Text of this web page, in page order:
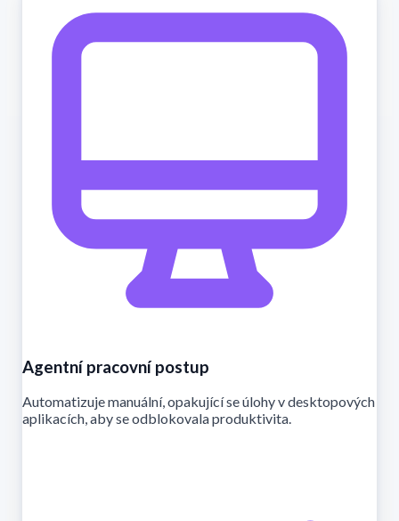
Agentní pracovní postup
Automatizuje manuální, opakující se úlohy v desktopových
aplikacích, aby se odblokovala produktivita.